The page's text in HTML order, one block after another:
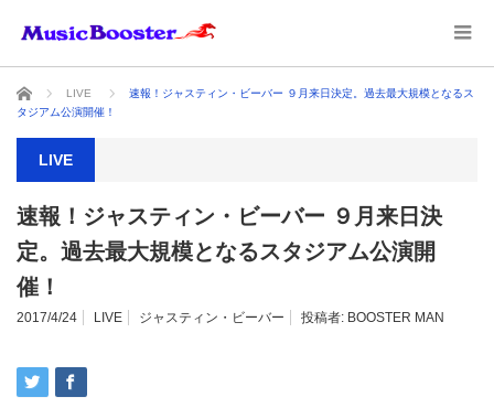
ホーム LIVE
速報！ジャスティン・ビーバー ９月来日決定。過去最大規模となるス
タジアム公演開催！
LIVE
速報！ジャスティン・ビーバー ９月来日決
定。過去最大規模となるスタジアム公演開
催！
2017/4/24 LIVE ジャスティン・ビーバー 投稿者: BOOSTER MAN